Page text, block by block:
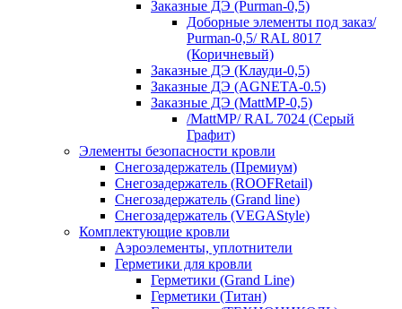
Заказные ДЭ (Purman-0,5)
Доборные элементы под заказ/
Purman-0,5/ RAL 8017
(Коричневый)
Заказные ДЭ (Клауди-0,5)
Заказные ДЭ (AGNETA-0.5)
Заказные ДЭ (MattMP-0,5)
/MattMP/ RAL 7024 (Серый
Графит)
Элементы безопасности кровли
Снегозадержатель (Премиум)
Снегозадержатель (ROOFRetail)
Снегозадержатель (Grand line)
Снегозадержатель (VEGAStyle)
Комплектующие кровли
Аэроэлементы, уплотнители
Герметики для кровли
Герметики (Grand Line)
Герметики (Титан)